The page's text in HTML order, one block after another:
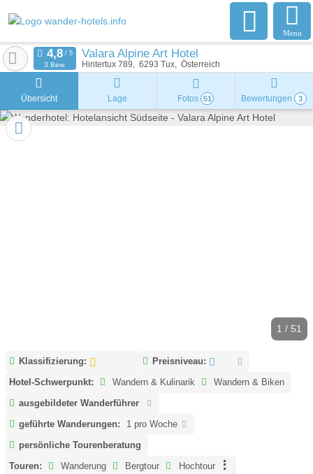
Menu
Valara Alpine Art Hotel
Hintertux 789 6293 Tux Österreich
3 Bew.
Übersicht Lage Fotos 51 Bewertungen 3
1 / 51
Klassifizierung:
Preisniveau:
Hotel-Schwerpunkt:
Wandern & Kulinarik
Wandern & Biken
ausgebildeter Wanderführer
geführte Wanderungen:
1 pro Woche
persönliche Tourenberatung
Touren:
Wanderung Bergtour
Hochtour